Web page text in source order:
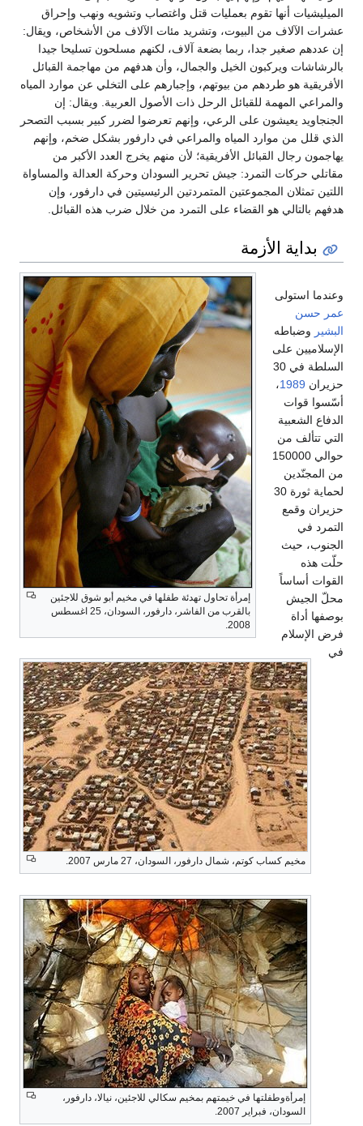
الميليشيات أنها تقوم بعمليات قتل واغتصاب وتشويه ونهب وإحراق
عشرات الآلاف من البيوت، وتشريد مئات الآلاف من الأشخاص، ويقال:
إن عددهم صغير جدا، ربما بضعة آلاف، لكنهم مسلحون تسليحا جيدا
بالرشاشات ويركبون الخيل والجمال، وأن هدفهم من مهاجمة القبائل
الأفريقية هو طردهم من بيوتهم، وإجبارهم على التخلي عن موارد المياه
والمراعي المهمة للقبائل الرحل ذات الأصول العربية. ويقال: إن
الجنجاويد يعيشون على الرعي، وإنهم تعرضوا لضرر كبير بسبب التصحر
الذي قلل من موارد المياه والمراعي في دارفور بشكل ضخم، وإنهم
يهاجمون رجال القبائل الأفريقية؛ لأن منهم يخرج العدد الأكبر من
مقاتلي حركات التمرد: جيش تحرير السودان وحركة العدالة والمساواة
اللتين تمثلان المجموعتين المتمردتين الرئيسيتين في دارفور، وإن
هدفهم بالتالي هو القضاء على التمرد من خلال ضرب هذه القبائل.
بداية الأزمة
إمرأة تحاول تهدئة طفلها في مخيم أبو شوق للاجئين
بالقرب من الفاشر، دارفور، السودان، 25 اغسطس
2008.
مخيم كساب كوتم، شمال دارفور، السودان، 27 مارس 2007.
إمرأةوطفلتها في خيمتهم بمخيم سكالي للاجئين، نيالا، دارفور،
السودان، فبراير 2007.
وعندما استولى
عمر حسن
البشير وضباطه
الإسلاميين على
السلطة في 30
حزيران 1989،
أسّسوا قوات
الدفاع الشعبية
التي تتألف من
حوالي 150000
من المجنّدين
لحماية ثورة 30
حزيران وقمع
التمرد في
الجنوب، حيث
حلّت هذه
القوات أساساً
محلّ الجيش
بوصفها أداة
فرض الإسلام
في